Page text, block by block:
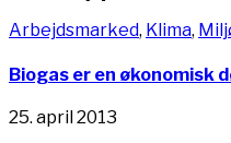
Arbejdsmarked, Klima,
Biogas er en økonomisk
25. april 2013